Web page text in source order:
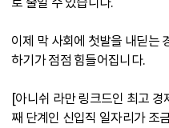
이제 막 사회에 첫발을 내딛는
하기가 점점 힘들어집니다.
[아니쉬 라만 링크드인 최고
째 단계인 신입직 일자리가 조